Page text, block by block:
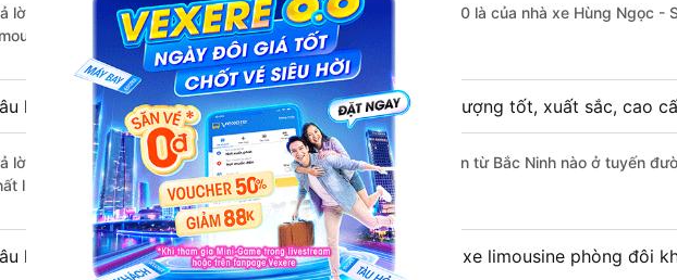
lời: Chuyến xe có giờ xuất phát trễ (muộn) nhất là vào lúc 19:30 là của nhà xe Hùng Ngọc -
hỏi: Review xe đi Lạng Sơn từ Bắc Ninh nào có chất lượng tốt, xuất sắc, cao
lời: Tạm thời chưa đủ review để đánh giá có nhà xe đi Lạng Sơn từ Bắc Ninh nào ở tuyến
lượng xuất sắc.
hỏi: Có loại xe Bắc Ninh Lạng Sơn dành cho cặp đôi, xe limousine phòng đôi